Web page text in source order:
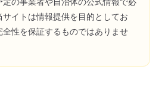
イトは情報提供を目的としてお
全性を保証するものではありませ